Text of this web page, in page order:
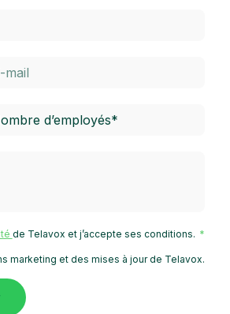
de Telavox et j’accepte ses conditions.
marketing et des mises à jour de Telavox.